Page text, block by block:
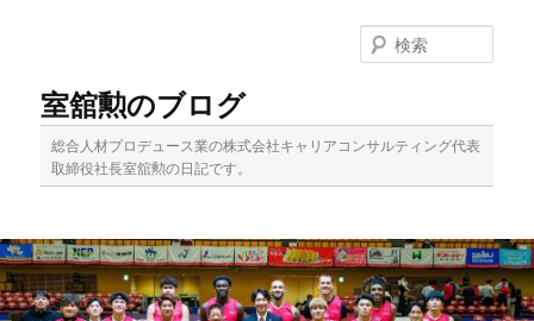
移
動
動
室舘勲のブログ
総合人材プロデュース業の株式会社キャリアコンサルティング代表
取締役社長室舘勲の日記です。
索